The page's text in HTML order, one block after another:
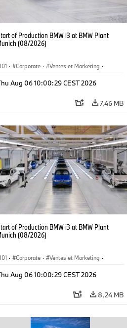
of Production BMW i3 at BMW Plant
(08/2026)
I01 · Corporate · Ventes et Marketing ·
Aug 06 10:00:29 CEST 2026
7,46 MB
of Production BMW i3 at BMW Plant
(08/2026)
I01 · Corporate · Ventes et Marketing ·
Aug 06 10:00:29 CEST 2026
8,24 MB